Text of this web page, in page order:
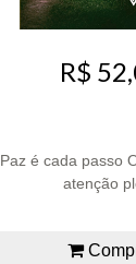
R$
Paz é cada passo
atenção